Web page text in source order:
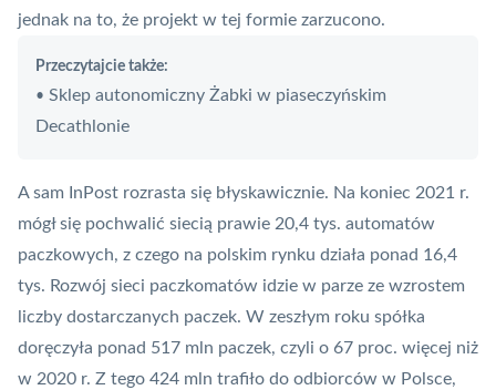
jednak na to, że projekt w tej formie zarzucono.
Przeczytajcie także:
• Sklep autonomiczny Żabki w piaseczyńskim
Decathlonie
A sam InPost rozrasta się błyskawicznie. Na koniec 2021 r.
mógł się pochwalić siecią prawie 20,4 tys. automatów
paczkowych, z czego na polskim rynku działa ponad 16,4
tys. Rozwój sieci paczkomatów idzie w parze ze wzrostem
liczby dostarczanych paczek. W zeszłym roku spółka
doręczyła ponad 517 mln paczek, czyli o 67 proc. więcej niż
w 2020 r. Z tego 424 mln trafiło do odbiorców w Polsce,